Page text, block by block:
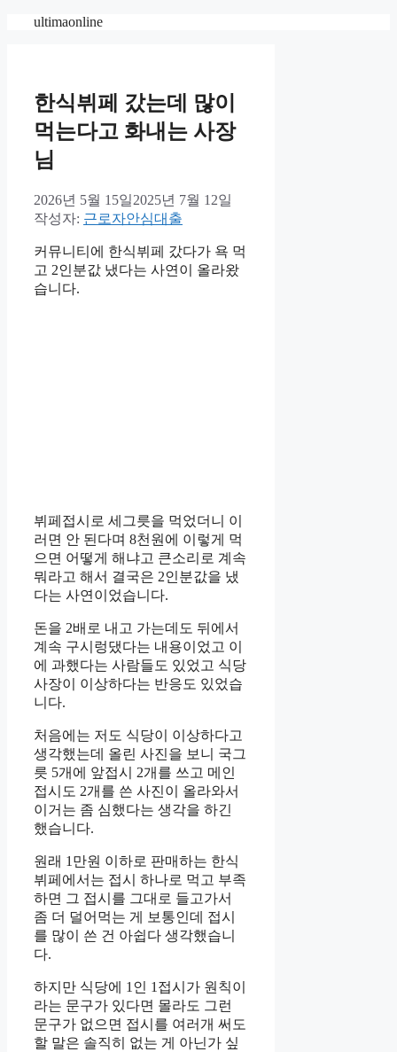
ultimaonline
한식뷔페 갔는데 많이
먹는다고 화내는 사장
님
2026년 5월 15일2025년 7월 12일
작성자: 근로자안심대출
커뮤니티에 한식뷔페 갔다가 욕 먹
고 2인분값 냈다는 사연이 올라왔
습니다.
뷔페접시로 세그릇을 먹었더니 이
러면 안 된다며 8천원에 이렇게 먹
으면 어떻게 해냐고 큰소리로 계속
뭐라고 해서 결국은 2인분값을 냈
다는 사연이었습니다.
돈을 2배로 내고 가는데도 뒤에서
계속 구시렁댔다는 내용이었고 이
에 과했다는 사람들도 있었고 식당
사장이 이상하다는 반응도 있었습
니다.
처음에는 저도 식당이 이상하다고
생각했는데 올린 사진을 보니 국그
릇 5개에 앞접시 2개를 쓰고 메인
접시도 2개를 쓴 사진이 올라와서
이거는 좀 심했다는 생각을 하긴
했습니다.
원래 1만원 이하로 판매하는 한식
뷔페에서는 접시 하나로 먹고 부족
하면 그 접시를 그대로 들고가서
좀 더 덜어먹는 게 보통인데 접시
를 많이 쓴 건 아쉽다 생각했습니
다.
하지만 식당에 1인 1접시가 원칙이
라는 문구가 있다면 몰라도 그런
문구가 없으면 접시를 여러개 써도
할 말은 솔직히 없는 게 아닌가 싶